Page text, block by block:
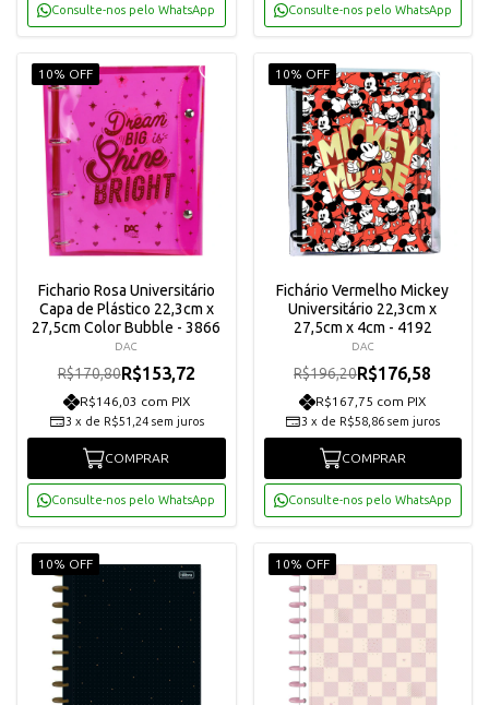
Consulte-nos pelo WhatsApp Consulte-nos pelo WhatsApp
10% OFF
Fichario Rosa Universitário
Capa de Plástico 22,3cm x
27,5cm Color Bubble - 3866
DAC
R$170,80R$153,72
R$146,03 com PIX
3 x de R$51,24 sem juros
COMPRAR
Consulte-nos pelo WhatsApp
10% OFF
Fichário Vermelho Mickey
Universitário 22,3cm x
27,5cm x 4cm - 4192
DAC
R$196,20R$176,58
R$167,75 com PIX
3 x de R$58,86 sem juros
COMPRAR
Consulte-nos pelo WhatsApp
10% OFF 10% OFF